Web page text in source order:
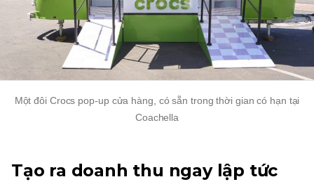
Một đôi Crocs pop-upcửa hàng, có sẵn trong thời gian có hạn tại
Coachella
Tạo ra doanh thu ngay lập tức